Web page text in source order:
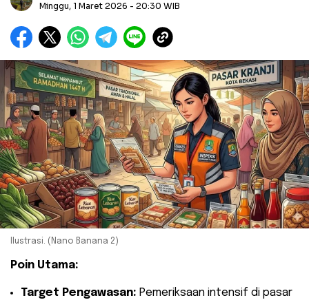
Minggu, 1 Maret 2026 - 20:30 WIB
Ilustrasi. (Nano Banana 2)
Poin Utama:
Target Pengawasan: Pemeriksaan intensif di pasar